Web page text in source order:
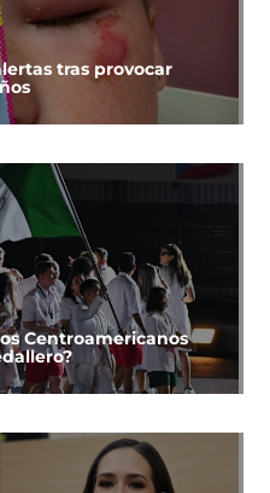
tras provocar
Centroamericanos